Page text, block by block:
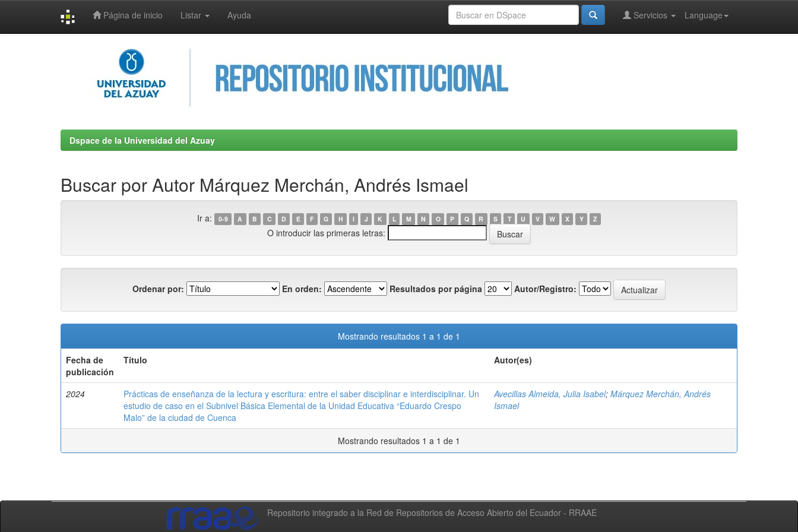
Página de inicio Listar Ayuda Language
Servicios
Dspace de la Universidad del Azuay
Buscar por Autor Márquez Merchán, Andrés Ismael
Ir a: 0-9 A B C D E F G H I J K L M N O P Q R S T U V W X Y Z
O introducir las primeras letras:
Ordenar por: En orden: Resultados por página Autor/Registro:
Mostrando resultados 1 a 1 de 1
Fecha de
publicación
Título Autor(es)
2024
Prácticas de enseñanza de la lectura y escritura: entre el saber disciplinar e interdisciplinar. Un
estudio de caso en el Subnivel Básica Elemental de la Unidad Educativa “Eduardo Crespo
Malo” de la ciudad de Cuenca
Avecillas Almeida, Julia Isabel; Márquez Merchán, Andrés
Ismael
Mostrando resultados 1 a 1 de 1
Repositorio integrado a la Red de Repositorios de Acceso Abierto del Ecuador - RRAAE